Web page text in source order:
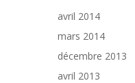
avril 2014
mars 2014
décembre 2013
avril 2013